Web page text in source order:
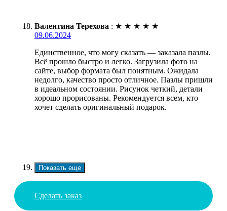
Валентина Терехова : ★ ★ ★ ★ ★
09.06.2024
Единственное, что могу сказать — заказала пазлы.
Всё прошло быстро и легко. Загрузила фото на
сайте, выбор формата был понятным. Ожидала
недолго, качество просто отличное. Пазлы пришли
в идеальном состоянии. Рисунок четкий, детали
хорошо прорисованы. Рекомендуется всем, кто
хочет сделать оригинальный подарок.
Показать еще
Сделать заказ